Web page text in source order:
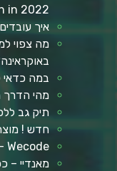
in 2022?
איך
מה צפוי
באוקראינה?
במה כדאי
מהי הדרך
תיק גב
חדש !
Wecode – לשלב את כולם בעולם ההייטק
מאנדיי –